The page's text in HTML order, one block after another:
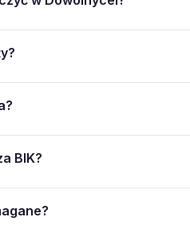
BIK?